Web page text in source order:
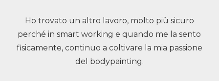
Ho trovato un altro lavoro, molto più sicuro
perché in smart working e quando me la sento
fisicamente, continuo a coltivare la mia passione
del bodypainting.